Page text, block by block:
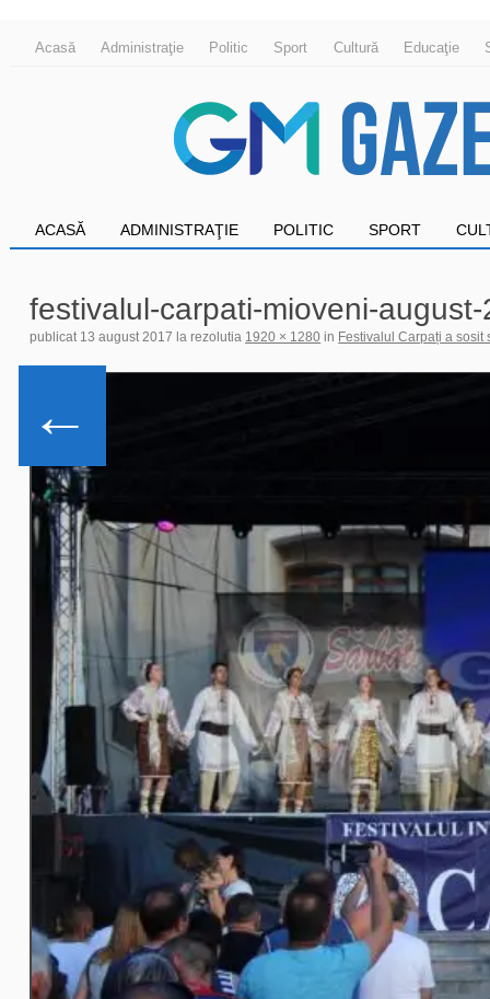
Acasă Administraţie Politic Sport Cultură Educaţie
ACASĂ ADMINISTRAŢIE POLITIC SPORT
festivalul-carpati-mioveni-
publicat 13 august 2017 la rezolutia 1920 × 1280 in Festivalul Carpați a sosit
←